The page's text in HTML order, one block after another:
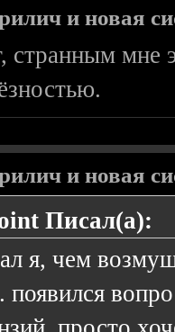
и новая
странным мне
и новая
Писал(а):
я, чем
появился